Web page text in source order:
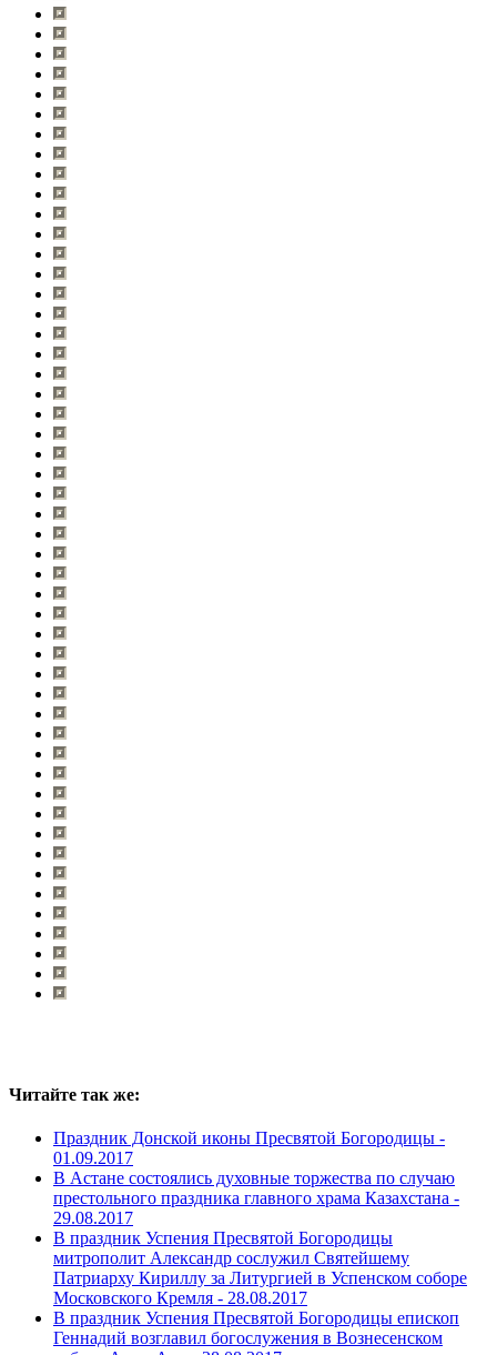
Читайте так же:
Праздник Донской иконы Пресвятой Богородицы -
01.09.2017
В Астане состоялись духовные торжества по случаю
престольного праздника главного храма Казахстана -
29.08.2017
В праздник Успения Пресвятой Богородицы
митрополит Александр сослужил Святейшему
Патриарху Кириллу за Литургией в Успенском соборе
Московского Кремля - 28.08.2017
В праздник Успения Пресвятой Богородицы епископ
Геннадий возглавил богослужения в Вознесенском